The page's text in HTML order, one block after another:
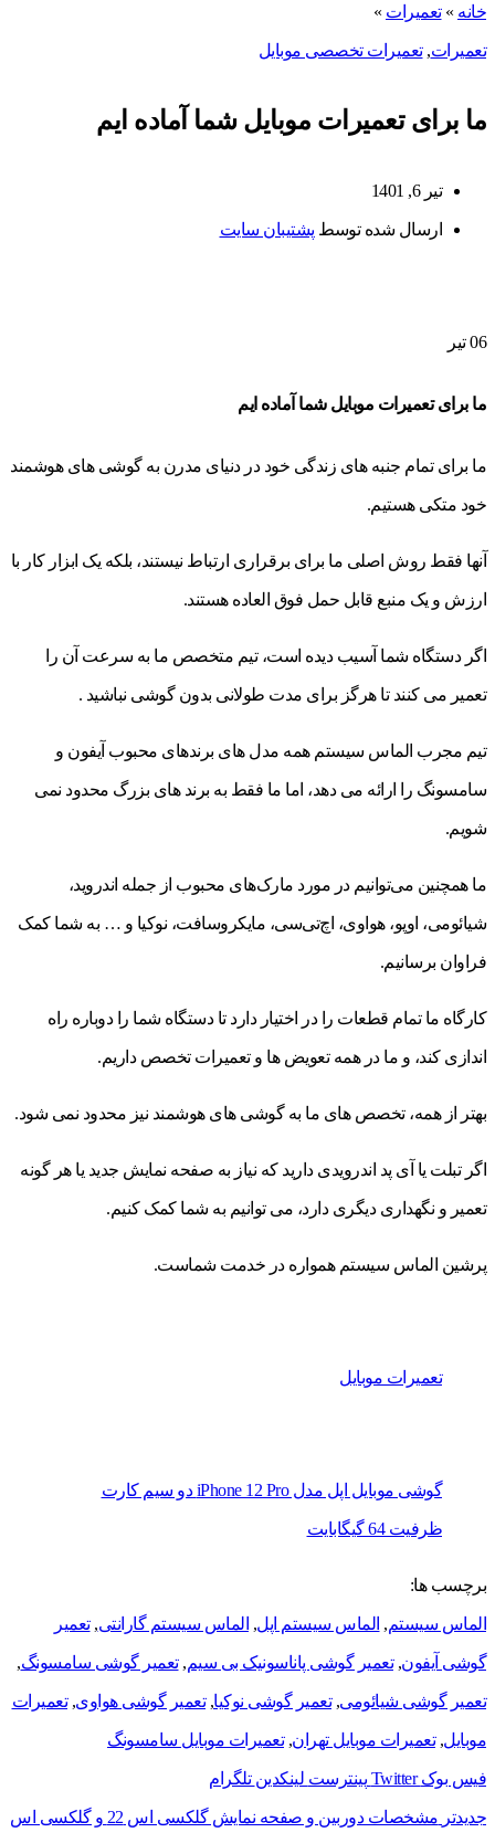
خانه »تعمیرات »
تعمیرات,تعمیرات تخصصی موبایل
ما برای تعمیرات موبایل شما آماده ایم
تیر 6, 1401
ارسال شده توسط پشتیبان سایت
06 تیر
ما برای تعمیرات موبایل شما آماده ایم
ما برای تمام جنبه های زندگی خود در دنیای مدرن به گوشی های هوشمند
خود متکی هستیم.
آنها فقط روش اصلی ما برای برقراری ارتباط نیستند، بلکه یک ابزار کار با
ارزش و یک منبع قابل حمل فوق العاده هستند.
اگر دستگاه شما آسیب دیده است، تیم متخصص ما به سرعت آن را
تعمیر می کنند تا هرگز برای مدت طولانی بدون گوشی نباشید .
تیم مجرب الماس سیستم همه مدل های برندهای محبوب آیفون و
سامسونگ را ارائه می دهد، اما ما فقط به برند های بزرگ محدود نمی
شویم.
ما همچنین می‌توانیم در مورد مارک‌های محبوب از جمله اندروید،
شیائومی، اوپو، هواوی، اچ‌تی‌سی، مایکروسافت، نوکیا و … به شما کمک
فراوان برسانیم.
کارگاه ما تمام قطعات را در اختیار دارد تا دستگاه شما را دوباره راه
اندازی کند، و ما در همه تعویض ها و تعمیرات تخصص داریم.
بهتر از همه، تخصص های ما به گوشی های هوشمند نیز محدود نمی شود.
اگر تبلت یا آی پد اندرویدی دارید که نیاز به صفحه نمایش جدید یا هر گونه
تعمیر و نگهداری دیگری دارد، می توانیم به شما کمک کنیم.
پرشین الماس سیستم همواره در خدمت شماست.
تعمیرات موبایل
گوشی موبایل اپل مدل iPhone 12 Pro دو سیم‌ کارت
ظرفیت 64 گیگابایت
برچسب ها:
الماس سیستم, الماس سیستم اپل, الماس سیستم گارانتی,تعمیر
گوشی آیفون,تعمیر گوشی پاناسونیک بی سیم,تعمیر گوشی سامسونگ,
تعمیر گوشی شیائومی,تعمیر گوشی نوکیا,تعمیر گوشی هواوی,تعمیرات
موبایل,تعمیرات موبایل تهران,تعمیرات موبایل سامسونگ
فیس بوک Twitter پینترست لینکدین تلگرام
جدیدتر مشخصات دوربین و صفحه نمایش گلکسی اس 22 و گلکسی اس